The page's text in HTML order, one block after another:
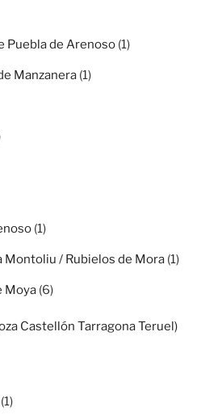
Puebla de Arenoso (1)
Manzanera (1)
(1)
Montoliu / Rubielos de Mora (1)
Moya (6)
Castellón Tarragona Teruel)
(1)